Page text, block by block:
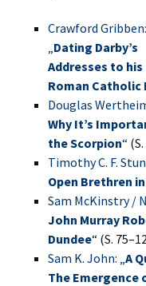
Crawford Gribben:
„Dating Darby’s
Addresses to his
Roman Catholic
Douglas
Why It’s
the Scorpion“
Timothy C. F.
Open Brethren
Sam McKinstry /
John Murray
Dundee“ (S.
Sam K. John: „A
The